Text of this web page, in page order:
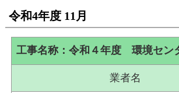
令和4年度 11月
工事名称：令和４年度 環境セン
業者名